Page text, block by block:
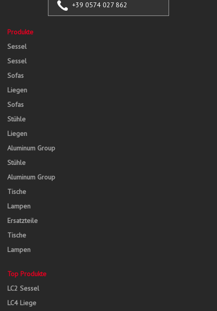
+39 0574 027 862
Produkte
Sessel
Sessel
Sofas
Liegen
Sofas
Stühle
Liegen
Aluminum Group
Stühle
Aluminum Group
Tische
Lampen
Ersatzteile
Tische
Lampen
Top Produkte
LC2 Sessel
LC4 Liege